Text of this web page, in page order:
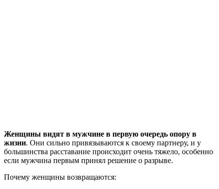
Женщины видят в мужчине в первую очередь опору в
жизни. Они сильно привязываются к своему партнеру, и у
большинства расставание происходит очень тяжело, особенно
если мужчина первым принял решение о разрыве.
Почему женщины возвращаются: